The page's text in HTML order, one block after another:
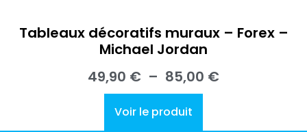
Tableaux décoratifs muraux – Forex –
Michael Jordan
49,90 € – 85,00 €
Voir le produit